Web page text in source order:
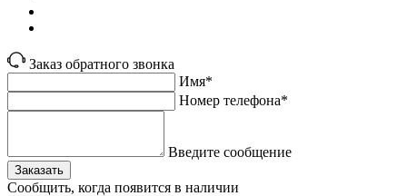
Заказ обратного звонка
Имя*
Номер телефона*
Введите сообщение
Заказать
Сообщить, когда появится в наличии